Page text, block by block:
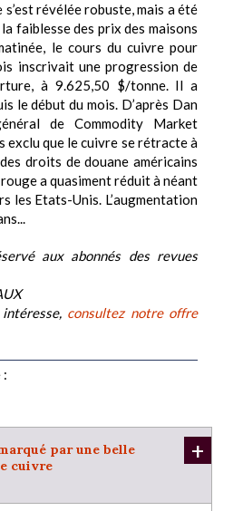
révélée robuste, mais a été
faiblesse des prix des maisons
le cours du cuivre pour
inscrivait une progression de
à 9.625,50 $/tonne. Il a
le début du mois. D’après Dan
de Commodity Market
exclu que le cuivre se rétracte à
droits de douane américains
a quasiment réduit à néant
les Etats-Unis. L’augmentation
aux abonnés des revues
consultez notre offre
:
par une belle
cuivre
+